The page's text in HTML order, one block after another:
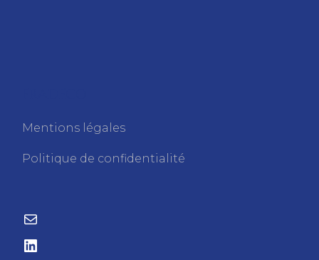
Mentions légales
Politique de confidentialité